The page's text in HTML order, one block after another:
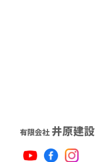
有限会社 井原建設